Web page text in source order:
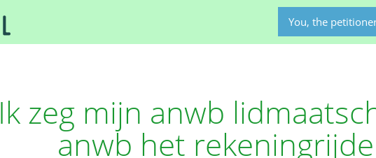
You, the
Ik zeg mijn anwb
anwb het